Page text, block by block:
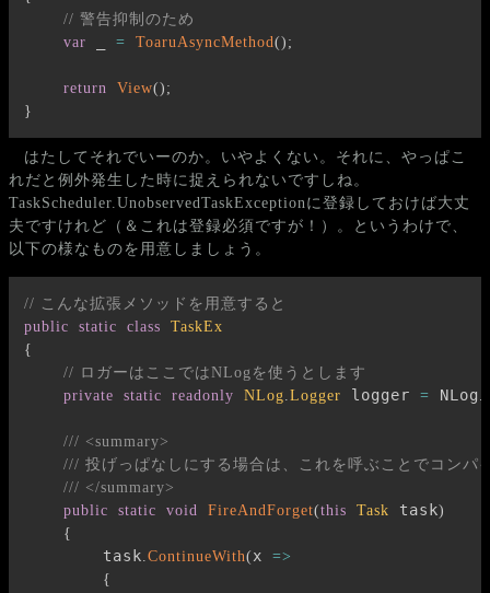
// 警告抑制のため
var
= ToaruAsyncMethod () ;
return View() ;
}
はたしてそれでいーのか。いやよくない。それに、やっぱこ
れだと例外発生した時に捉えられないですしね。
TaskScheduler.UnobservedTaskExceptionに登録しておけば大丈
夫ですけれど（＆これは登録必須ですが！）。というわけで、
以下の様なものを用意しましょう。
// こんな拡張メソッドを用意すると
public
static class
TaskEx
{
// ロガーはここではNLogを使うとします
private
static readonly NLog Logger logger = NLog
/// <summary>
/// 投げっぱなしにする場合は、これを呼ぶことでコンパ
/// </summary>
public
static void FireAndForget(this Task task)
{
        task
ContinueWith( x =>
{